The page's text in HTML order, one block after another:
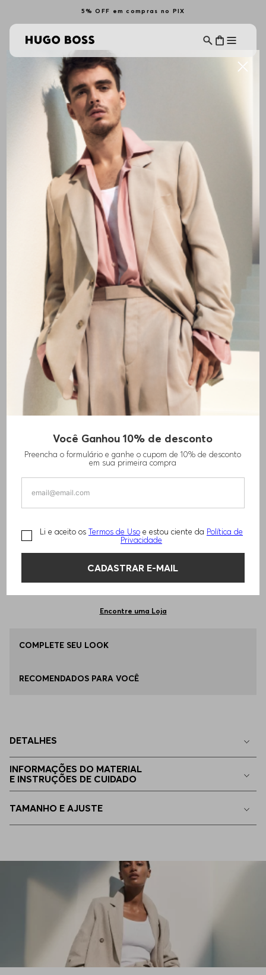
5% OFF em compras no PIX
Você Ganhou 10% de desconto
Preencha o formulário e ganhe o cupom de 10% de desconto
em sua primeira compra
Li e aceito os Termos de Uso e estou ciente da Política de
Privacidade
CADASTRAR E-MAIL
CALÇAS DE AJUSTE DESCONTRAÍDO EM
TAMANHO -36 Informações do Tamanho
Qual o seu Tamanho? Tabela de Tamanhos
38
40
34 Indisponível
44 Indisponível
46 Indisponível
ADICIONAR AO CARRINHO
Encontre uma Loja
COMPLETE SEU LOOK
RECOMENDADOS PARA VOCÊ
DETALHES
INFORMAÇÕES DO MATERIAL
E INSTRUÇÕES DE CUIDADO
TAMANHO E AJUSTE